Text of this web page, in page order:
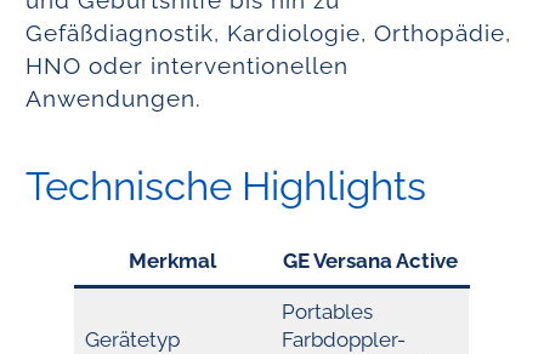
Gefäßdiagnostik, Kardiologie, Orthopädie,
HNO oder interventionellen
Anwendungen.
Technische Highlights
Merkmal GE Versana Active
Gerätetyp
Portables
Farbdoppler-